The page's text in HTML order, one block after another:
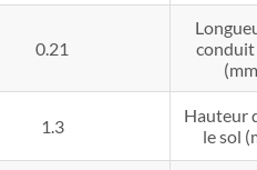
0.21
1.3
Hauteur
le sol